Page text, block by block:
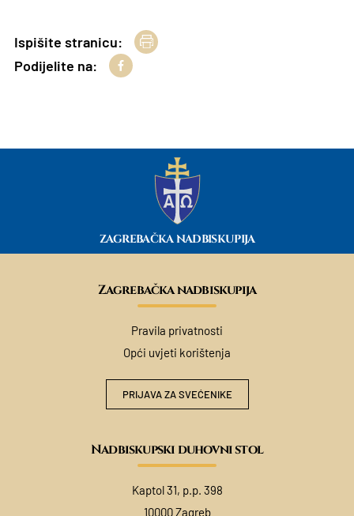
Ispišite stranicu:
Podijelite na:
ZAGREBAČKA NADBISKUPIJA
Zagrebačka nadbiskupija
Pravila privatnosti
Opći uvjeti korištenja
PRIJAVA ZA SVEĆENIKE
Nadbiskupski duhovni stol
Kaptol 31, p.p. 398
10000 Zagreb